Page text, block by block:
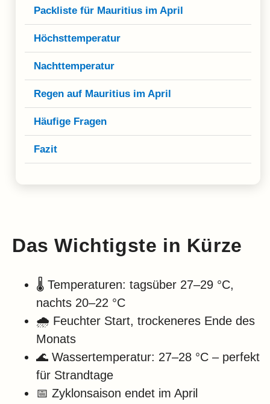
Packliste für Mauritius im April
Höchsttemperatur
Nachttemperatur
Regen auf Mauritius im April
Häufige Fragen
Fazit
Das Wichtigste in Kürze
🌡️ Temperaturen: tagsüber 27–29 °C,
nachts 20–22 °C
🌧️ Feuchter Start, trockeneres Ende des
Monats
🌊 Wassertemperatur: 27–28 °C – perfekt
für Strandtage
📅 Zyklonsaison endet im April